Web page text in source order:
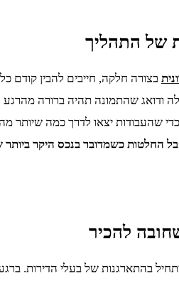
של התהליך
בצורה חלקה, חייבים להבין קודם
ודואג שהתמונה תהיה ברורה
שהעבודות יצאו לדרך כמה
החלטות כשמדובר בנכס היקר
להכיר
בהתארגנות של בעלי הדירות.